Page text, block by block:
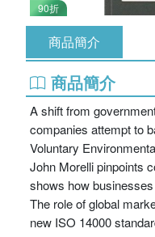
90折
商品簡介
商品簡介
A shift from
companies attempt to
Voluntary
John Morelli pinpoints
shows how
The role of global
new ISO 14000